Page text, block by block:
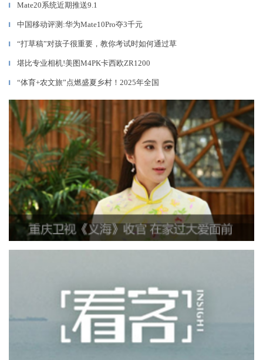
▎ Mate20系统近期推送9.1
▎ 中国移动评测:华为Mate10Pro夺3千元
▎ “打草稿”对孩子很重要，教你考试时如何通过草
▎ 堪比专业相机!美图M4PK卡西欧ZR1200
▎ “体育+农文旅”点燃盛夏乡村！2025年全国